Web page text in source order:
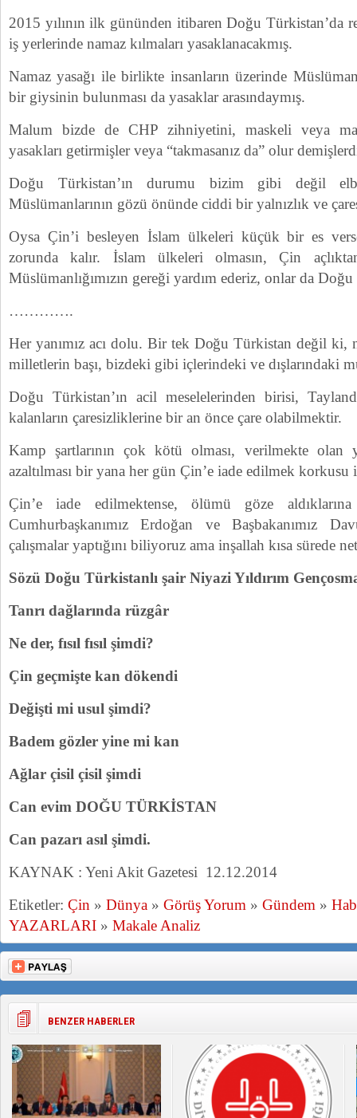
2015 yılının ilk gününden itibaren Doğu Türkistan’da
iş yerlerinde namaz kılmaları yasaklanacakmış.
Namaz yasağı ile birlikte insanların üzerinde
bir giysinin bulunması da yasaklar arasındaymış.
Malum bizde de CHP zihniyetini, maskeli veya
yasakları getirmişler veya “takmasanız da” olur
Doğu Türkistan’ın durumu bizim gibi değil
Müslümanlarının gözü önünde ciddi bir yalnızlık ve
Oysa Çin’i besleyen İslam ülkeleri küçük bir es
zorunda kalır. İslam ülkeleri olmasın, Çin
Müslümanlığımızın gereği yardım ederiz, onlar da
………….
Her yanımız acı dolu. Bir tek Doğu Türkistan değil ki,
milletlerin başı, bizdeki gibi içlerindeki ve dışlarındaki
Doğu Türkistan’ın acil meselelerinden birisi,
kalanların çaresizliklerine bir an önce çare olabilmektir.
Kamp şartlarının çok kötü olması, verilmekte olan
azaltılması bir yana her gün Çin’e iade edilmek korkusu
Çin’e iade edilmektense, ölümü göze
Cumhurbaşkanımız Erdoğan ve Başbakanımız
çalışmalar yaptığını biliyoruz ama inşallah kısa sürede
Sözü Doğu Türkistanlı şair Niyazi Yıldırım
Tanrı dağlarında rüzgâr
Ne der, fısıl fısıl şimdi?
Çin geçmişte kan dökendi
Değişti mi usul şimdi?
Badem gözler yine mi kan
Ağlar çisil çisil şimdi
Can evim DOĞU TÜRKİSTAN
Can pazarı asıl şimdi.
KAYNAK : Yeni Akit Gazetesi 12.12.2014
Etiketler: Çin » Dünya » Görüş Yorum » Gündem »
YAZARLARI » Makale Analiz
BENZER HABERLER